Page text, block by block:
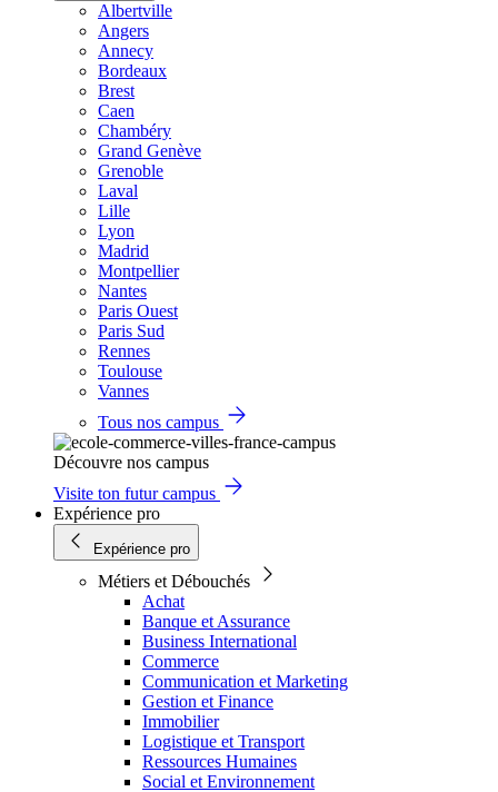
Albertville
Angers
Annecy
Bordeaux
Brest
Caen
Chambéry
Grand Genève
Grenoble
Laval
Lille
Lyon
Madrid
Montpellier
Nantes
Paris Ouest
Paris Sud
Rennes
Toulouse
Vannes
Tous nos campus
Découvre nos campus
Visite ton futur campus
Expérience pro
Expérience pro
Métiers et Débouchés
Achat
Banque et Assurance
Business International
Commerce
Communication et Marketing
Gestion et Finance
Immobilier
Logistique et Transport
Ressources Humaines
Social et Environnement